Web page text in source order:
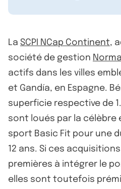
La SCPI NCap Continent,
société de gestion
actifs dans les villes
et Gandía, en Espagne.
superficie respective de
sont loués par la célèbre
sport Basic Fit pour une
12 ans. Si ces
premières à intégrer le
elles sont toutefois